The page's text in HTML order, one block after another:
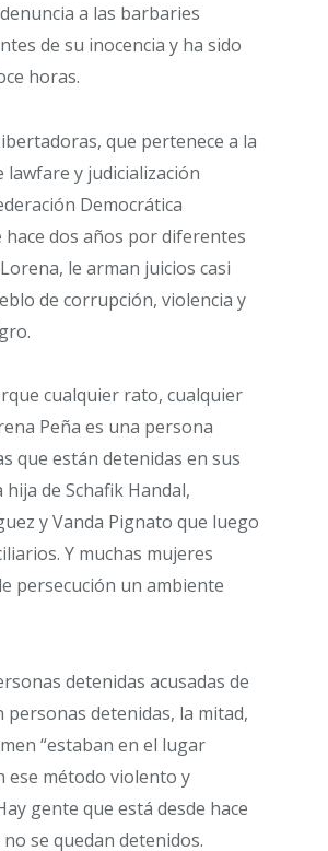
a las barbaries
de su inocencia y ha sido
horas.
que pertenece a la
lawfare y judicialización
Democrática
dos años por diferentes
le arman juicios casi
de corrupción, violencia y
cualquier rato, cualquier
Peña es una persona
que están detenidas en sus
de Schafik Handal,
y Vanda Pignato que luego
Y muchas mujeres
persecución un ambiente
detenidas acusadas de
detenidas, la mitad,
“estaban en el lugar
ese método violento y
gente que está desde hace
se quedan detenidos.